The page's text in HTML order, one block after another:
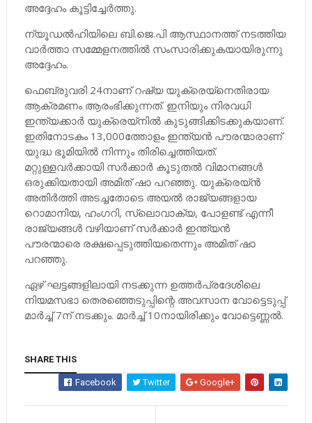
അദ്ദേഹം കൂട്ടിച്ചേര്‍ത്തു.
ന്യൂഡല്‍ഹിയിലെ ബി.ജെ.പി ആസ്ഥാനത്ത് നടത്തിയ
വാര്‍ത്താ സമ്മേളനത്തില്‍ സംസാരിക്കുകയായിരുന്നു
അദ്ദേഹം.
ഫെബ്രുവരി 24നാണ് റഷ്യ യുക്രെയ്നെതിരായ
ആക്രമണം ആരംഭിക്കുന്നത്. ഇനിയും നിരവധി ​
ഇന്ത്യക്കാര്‍ യുക്രെയ്നില്‍ കുടുങ്ങിക്കിടക്കുകയാണ്.
ഇതിനോടകം 13,000ത്തോളം ഇന്ത്യന്‍ പൗരന്മാരാണ്
യുദ്ധ ഭൂമിയില്‍ നിന്നും തിരിച്ചെത്തിയത്.
മറ്റുള്ളവര്‍ക്കായി സര്‍ക്കാര്‍ കൂടുതല്‍ വിമാനങ്ങള്‍
ഒരുക്കിയതായി അമിത് ഷാ പറഞ്ഞു. യുക്രെയ്ന്‍
അതിര്‍ത്തി അടച്ചതോടെ അയല്‍ രാജ്യങ്ങളായ
റൊമാനിയ, ഹംഗറി, സ്ലൊവാക്യ, പോളണ്ട് എന്നീ
രാജ്യങ്ങള്‍ വഴിയാണ് സര്‍ക്കാര്‍ ഇന്ത്യന്‍
പൗരന്മാരെ രക്ഷപ്പെടുത്തിയതെന്നും അമിത് ഷാ
പറഞ്ഞു.
ഏഴ് ഘട്ടങ്ങളിലായി നടക്കുന്ന ഉത്തര്‍പ്രദേശിലെ
നിയമസഭാ തെരഞ്ഞെടുപ്പിന്റെ അവസാന വോട്ടെടുപ്പ്
മാര്‍ച്ച്‌ 7ന് നടക്കും. മാര്‍ച്ച്‌ 10നായിരിക്കും വോട്ടെണ്ണല്‍.
SHARE THIS
Facebook Twitter Google+